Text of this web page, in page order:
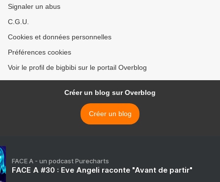
Signaler un abus
C.G.U.
Cookies et données personnelles
Préférences cookies
Voir le profil de bigbibi sur le portail Overblog
Créer un blog sur Overblog
Créer un blog
FACE A - un podcast Purecharts
FACE A #30 : Eve Angeli raconte "Avant de partir"